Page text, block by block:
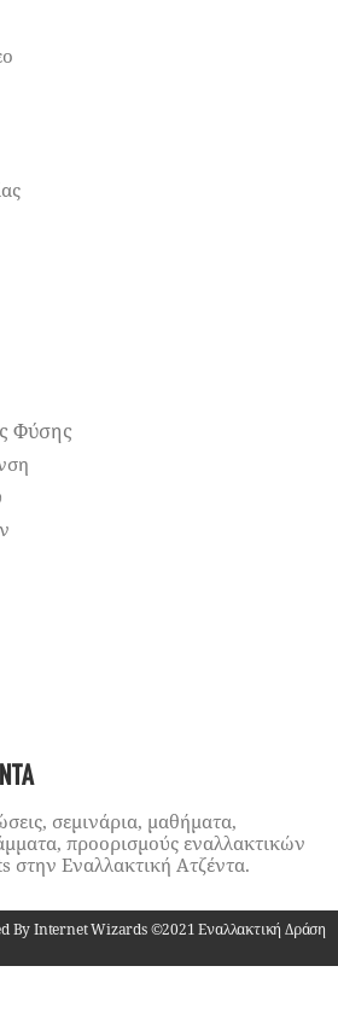
Φύσης
σεμινάρια, μαθήματα,
προορισμούς εναλλακτικών
στην Εναλλακτική Ατζέντα.
By Internet Wizards ©2021 Εναλλακτική Δράση